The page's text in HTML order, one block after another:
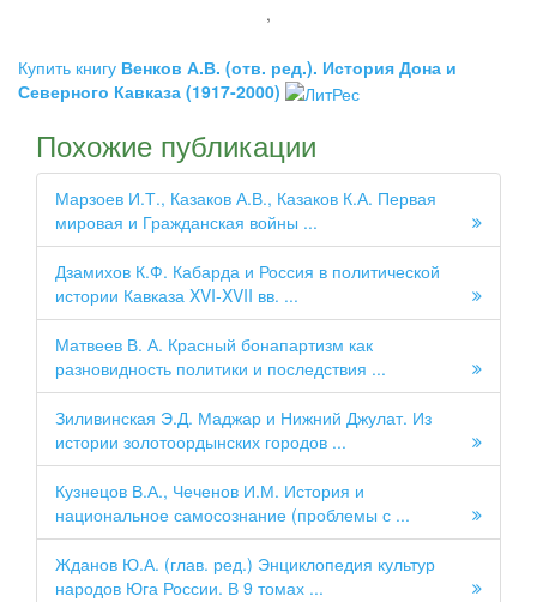
,
Купить книгу Венков А.В. (отв. ред.). История Дона и
Северного Кавказа (1917-2000)
Похожие публикации
Марзоев И.Т., Казаков А.В., Казаков К.А. Первая
мировая и Гражданская войны ...
Дзамихов К.Ф. Кабарда и Россия в политической
истории Кавказа XVI-XVII вв. ...
Матвеев В. А. Красный бонапартизм как
разновидность политики и последствия ...
Зиливинская Э.Д. Маджар и Нижний Джулат. Из
истории золотоордынских городов ...
Кузнецов В.А., Чеченов И.М. История и
национальное самосознание (проблемы с ...
Жданов Ю.А. (глав. ред.) Энциклопедия культур
народов Юга России. В 9 томах ...